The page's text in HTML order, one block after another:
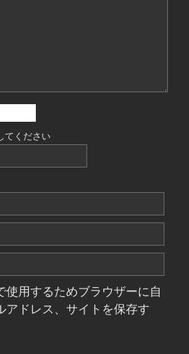
てください
使用するためブラウザーに自
アドレス、サイトを保存す